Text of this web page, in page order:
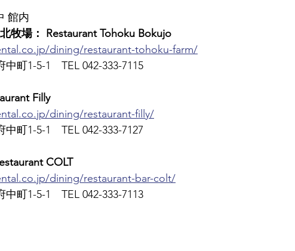
館内
牧場： Restaurant Tohoku Bokujo
dining/restaurant-tohoku-farm/
町1-5-1　TEL 042-333-7115
Filly
dining/restaurant-filly/
町1-5-1　TEL 042-333-7127
COLT
dining/restaurant-bar-colt/
町1-5-1　TEL 042-333-7113